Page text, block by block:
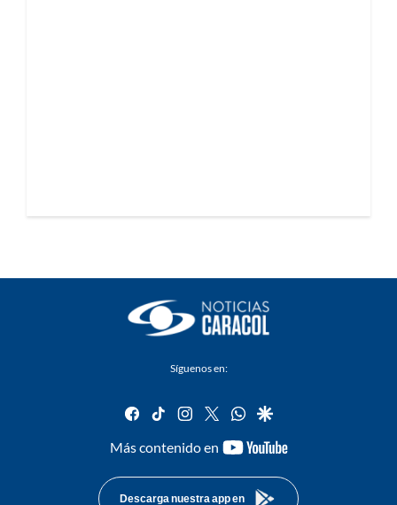
Síguenos en:
facebook
tiktok instagram
twitterwhatsapp
google
Más contenido en
youtube-
Descarga nuestra app en